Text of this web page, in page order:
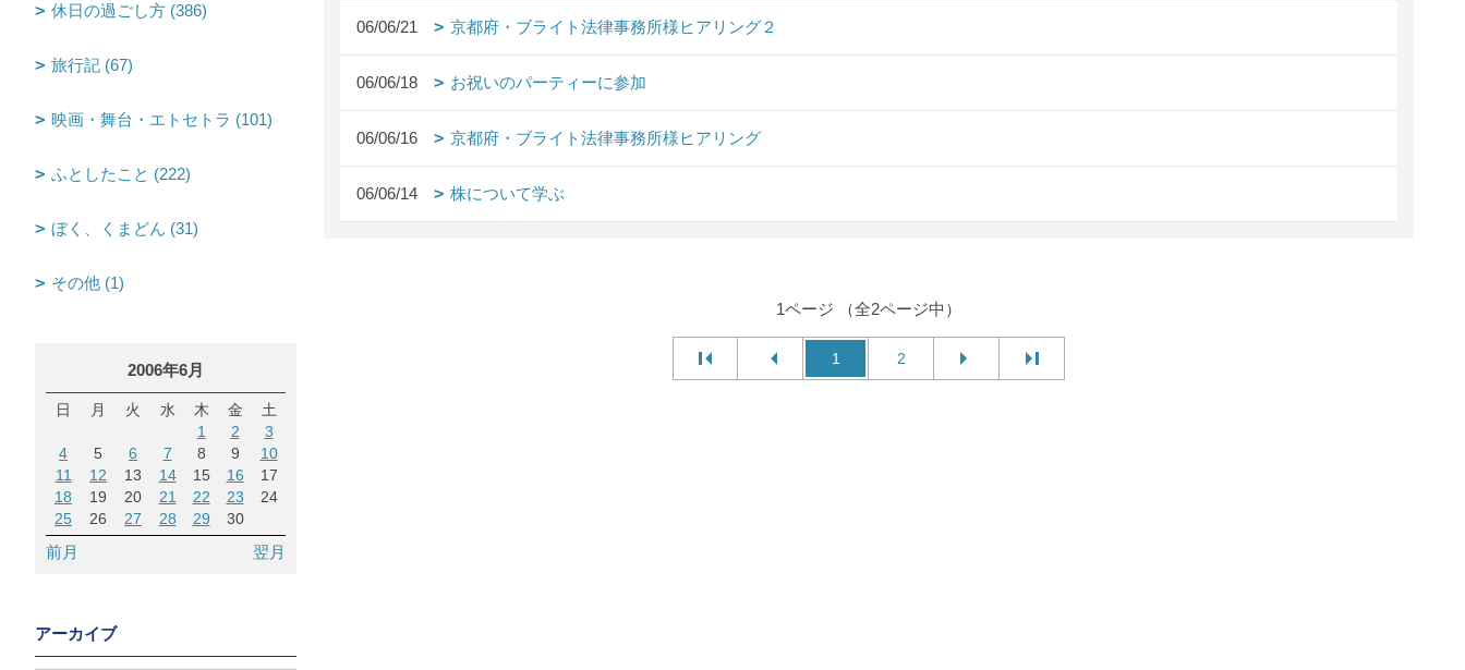
06/06/21 京都府・ブライト法律事務所様ヒアリング２
06/06/18 お祝いのパーティーに参加
06/06/16 京都府・ブライト法律事務所様ヒアリング
06/06/14 株について学ぶ
1ページ （全2ページ中）
1 2
休日の過ごし方 (386)
旅行記 (67)
映画・舞台・エトセトラ (101)
ふとしたこと (222)
ぼく、くまどん (31)
その他 (1)
2006年6月
日 月 火 水 木 金
土
1
2
3
4
5 6 7 8 9
10
11
12 13 14 15 16
17
18
19 20 21 22 23
24
25
26 27 28 29 30
前月 翌月
アーカイブ